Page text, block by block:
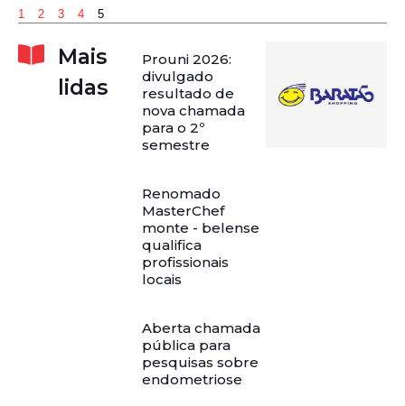
1 2 3 4 5
Mais
lidas
Prouni 2026:
divulgado
resultado de
nova chamada
para o 2º
semestre
Renomado
MasterChef
monte - belense
qualifica
profissionais
locais
Aberta chamada
pública para
pesquisas sobre
endometriose